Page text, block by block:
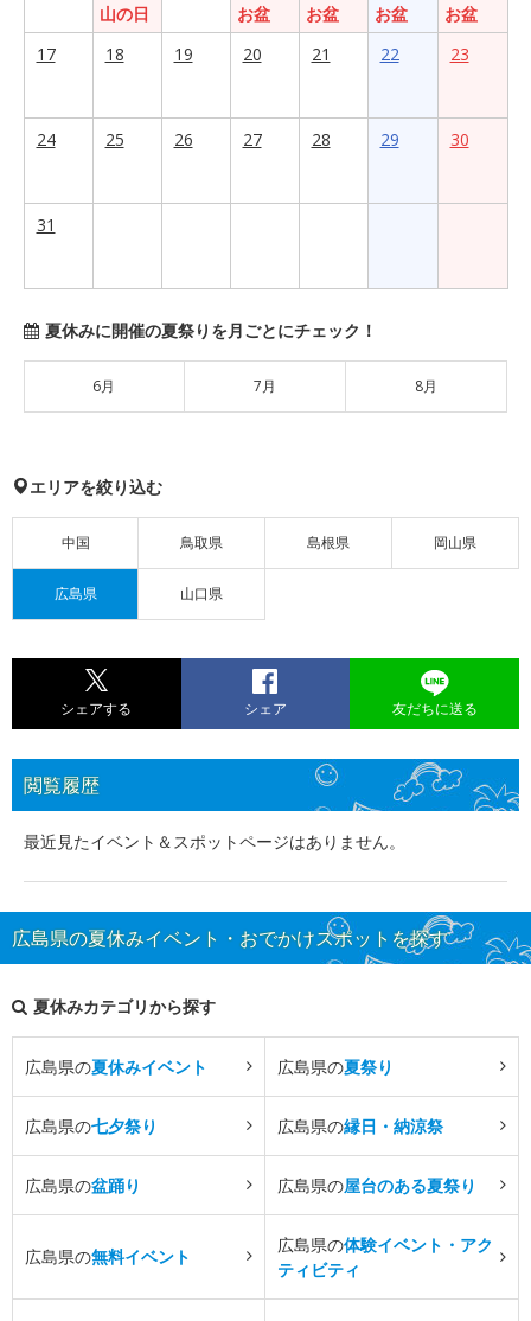
山の日
お盆
お盆
お盆
お盆
17
18 19 20 21 22 23
24 25 26 27 28 29 30
31
夏休みに開催の夏祭りを月ごとにチェック！
6月 7月 8月
エリアを絞り込む
中国 鳥取県 島根県 岡山県
広島県 山口県
シェアする シェア 友だちに送る
閲覧履歴
最近見たイベント＆スポットページはありません。
広島県の夏休みイベント・おでかけスポットを探す
夏休みカテゴリから探す
広島県の夏休みイベント 広島県の夏祭り
広島県の七夕祭り 広島県の縁日・納涼祭
広島県の盆踊り 広島県の屋台のある夏祭り
広島県の無料イベント
広島県の体験イベント・アク
ティビティ